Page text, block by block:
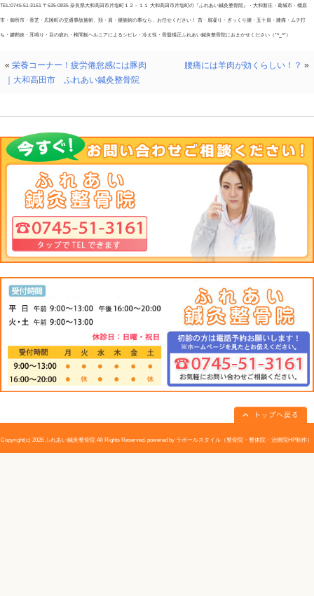
そのリハビリトレーニングの中でも、もっとも重要では
もの筋肉』を鍛えるとトレーニングを紹介したいと思い
皆さん、スクワットと言えば足を肩幅まで開き、目いっ
´Д｀)膝をかえって痛めるのデス！！
なので、膝がいたい方にオススメなのが通常のスクワッ
合で良いので実施する方法です!(^^)!
これだと膝に負担をかける事なく、太ももの筋肉を鍛え
皆さん、膝の痛い方は是非試してみてくださいねぇ☆
TEL:0745-51-3161 〒635-0835 奈良県大和高田市片塩町１２－１１ 大和高田市片塩町の『ふれ
市・御所市・香芝・広陵町の交通事故施術、頚・肩・腰施術の事なら、お任せください！ 首・肩
ち・腱鞘炎・耳鳴り・目の疲れ・椎間板ヘルニアによるシビレ・冷え性・骨盤矯正ふれあい鍼灸
腰痛に
«栄養コーナー！疲労倦怠感には豚肉